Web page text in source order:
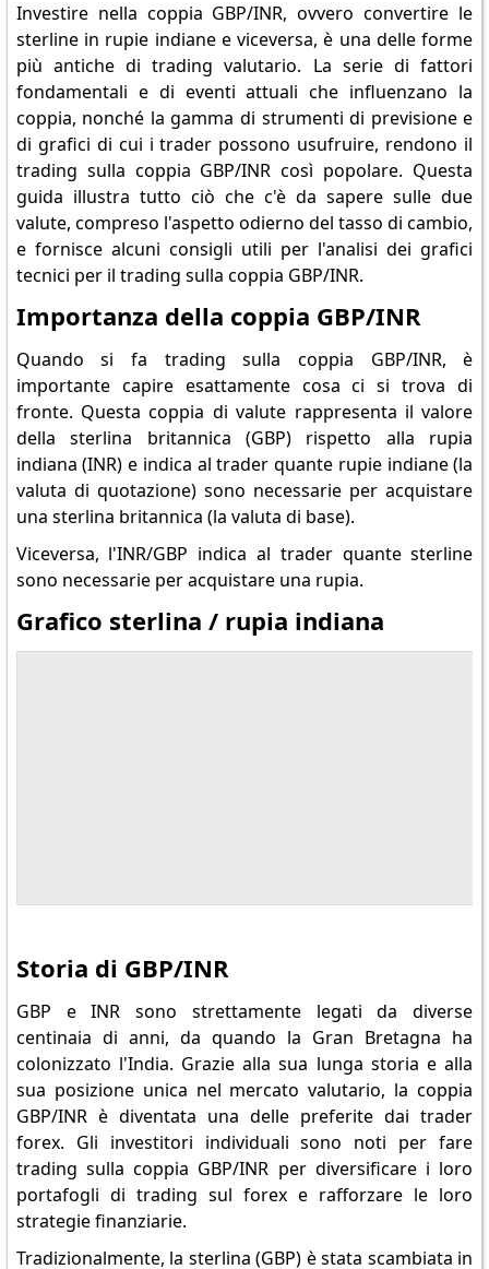
Investire nella coppia GBP/INR, ovvero convertire le
sterline in rupie indiane e viceversa, è una delle forme
più antiche di trading valutario. La serie di fattori
fondamentali e di eventi attuali che influenzano la
coppia, nonché la gamma di strumenti di previsione e
di grafici di cui i trader possono usufruire, rendono il
trading sulla coppia GBP/INR così popolare. Questa
guida illustra tutto ciò che c'è da sapere sulle due
valute, compreso l'aspetto odierno del tasso di cambio,
e fornisce alcuni consigli utili per l'analisi dei grafici
tecnici per il trading sulla coppia GBP/INR.
Importanza della coppia GBP/INR
Quando si fa trading sulla coppia GBP/INR, è
importante capire esattamente cosa ci si trova di
fronte. Questa coppia di valute rappresenta il valore
della sterlina britannica (GBP) rispetto alla rupia
indiana (INR) e indica al trader quante rupie indiane (la
valuta di quotazione) sono necessarie per acquistare
una sterlina britannica (la valuta di base).
Viceversa, l'INR/GBP indica al trader quante sterline
sono necessarie per acquistare una rupia.
Grafico sterlina / rupia indiana
Storia di GBP/INR
GBP e INR sono strettamente legati da diverse
centinaia di anni, da quando la Gran Bretagna ha
colonizzato l'India. Grazie alla sua lunga storia e alla
sua posizione unica nel mercato valutario, la coppia
GBP/INR è diventata una delle preferite dai trader
forex. Gli investitori individuali sono noti per fare
trading sulla coppia GBP/INR per diversificare i loro
portafogli di trading sul forex e rafforzare le loro
strategie finanziarie.
Tradizionalmente, la sterlina (GBP) è stata scambiata in